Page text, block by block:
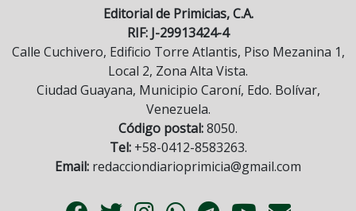
Editorial de Primicias, C.A.
RIF: J-29913424-4
Calle Cuchivero, Edificio Torre Atlantis, Piso Mezanina 1,
Local 2, Zona Alta Vista.
Ciudad Guayana, Municipio Caroní, Edo. Bolívar,
Venezuela.
Código postal:8050.
Tel:+58-0412-8583263.
Email: redacciondiarioprimicia@gmail.com